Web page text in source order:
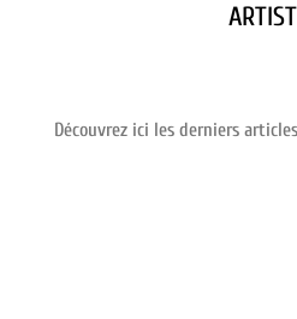
Découvrez ici les derniers articles